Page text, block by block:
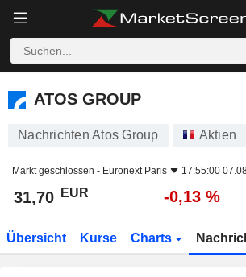
ATOS GROUP
ATOS GROUP
Nachrichten Atos Group Aktien
Markt geschlossen - Euronext Paris 17:55:00
31,70 EUR -0,13 %
Übersicht Kurse Charts